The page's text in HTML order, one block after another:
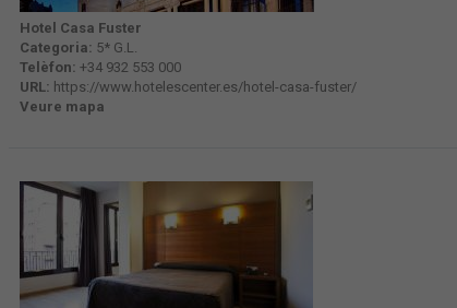
Hotel Casa Fuster
Categoria: 5* G.L.
Telèfon: +34 932 553 000
URL: https://www.hotelescenter.es/hotel-casa-fuster/
Veure mapa